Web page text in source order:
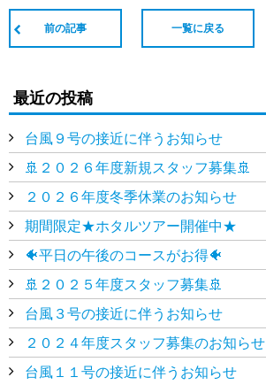
前の記事 一覧に戻る
最近の投稿
台風９号の接近に伴うお知らせ
🚢２０２６年度新規スタッフ募集🚢
２０２６年度冬季休業のお知らせ
期間限定★ホタルツアー開催中★
🐠平日の午後のコースがお得🐠
🚢２０２５年度スタッフ募集🚢
台風３号の接近に伴うお知らせ
２０２４年度スタッフ募集のお知らせ
台風１１号の接近に伴うお知らせ